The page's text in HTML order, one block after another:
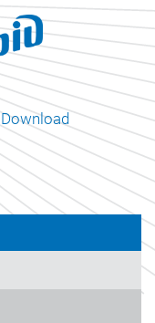
Download